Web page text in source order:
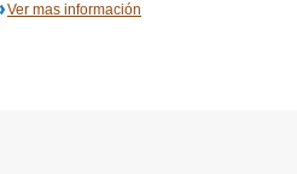
Ver mas información